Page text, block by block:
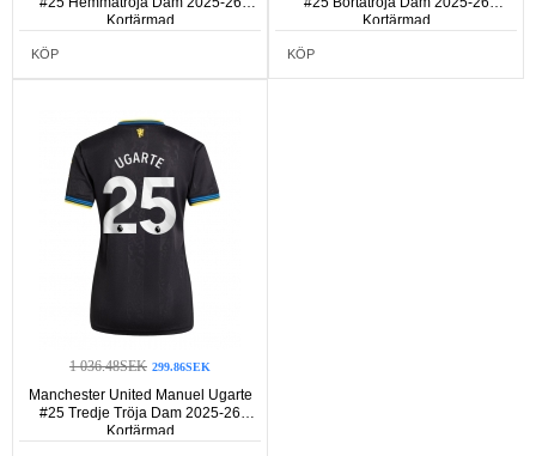
Kortärmad
KÖP
Kortärmad
KÖP
1 036.48SEK 299.86SEK
Manchester United Manuel Ugarte
#25 Tredje Tröja Dam 2025-26
Kortärmad